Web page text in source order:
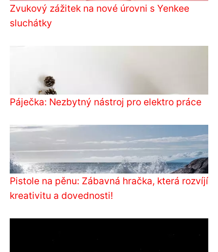
Zvukový zážitek na nové úrovni s Yenkee
sluchátky
Páječka: Nezbytný nástroj pro elektro práce
Pistole na pěnu: Zábavná hračka, která rozvíjí
kreativitu a dovednosti!